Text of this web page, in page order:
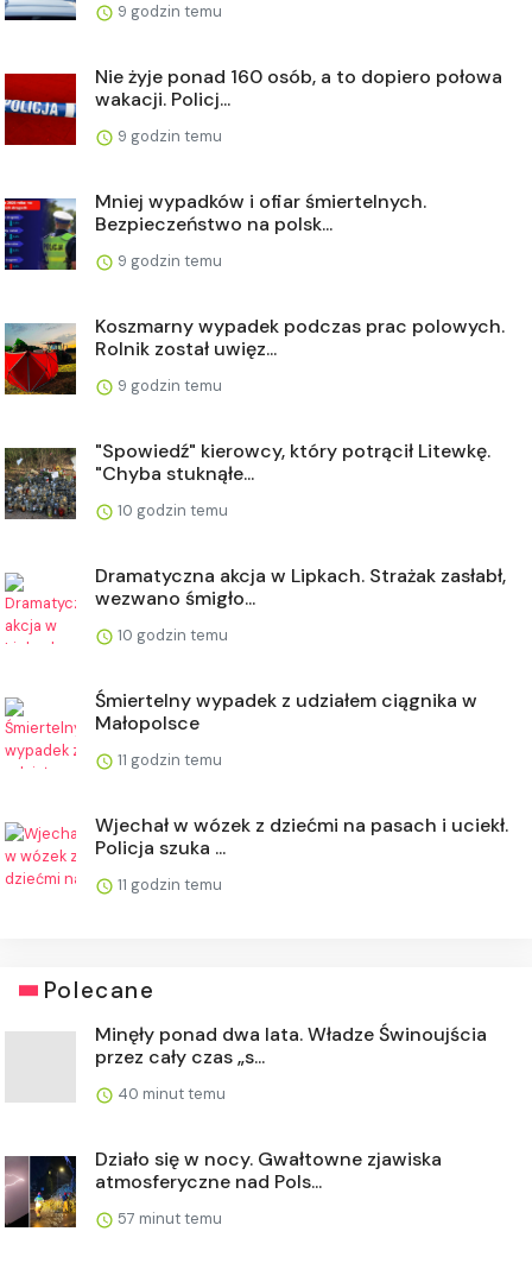
9 godzin temu
Nie żyje ponad 160 osób, a to dopiero połowa
wakacji. Policj...
9 godzin temu
Mniej wypadków i ofiar śmiertelnych.
Bezpieczeństwo na polsk...
9 godzin temu
Koszmarny wypadek podczas prac polowych.
Rolnik został uwięz...
9 godzin temu
"Spowiedź" kierowcy, który potrącił Litewkę.
"Chyba stuknąłe...
10 godzin temu
Dramatyczna akcja w Lipkach. Strażak zasłabł,
wezwano śmigło...
10 godzin temu
Śmiertelny wypadek z udziałem ciągnika w
Małopolsce
11 godzin temu
Wjechał w wózek z dziećmi na pasach i uciekł.
Policja szuka ...
11 godzin temu
Polecane
Minęły ponad dwa lata. Władze Świnoujścia
przez cały czas „s...
40 minut temu
Działo się w nocy. Gwałtowne zjawiska
atmosferyczne nad Pols...
57 minut temu